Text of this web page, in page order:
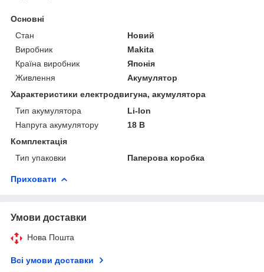
Основні
Стан
Новий
Виробник
Makita
Країна виробник
Японія
Живлення
Акумулятор
Характеристики електродвигуна, акумулятора
Тип акумулятора
Li-Ion
Напруга акумулятору
18 В
Комплектація
Тип упаковки
Паперова коробка
Приховати
Умови доставки
Нова Пошта
Всі умови доставки